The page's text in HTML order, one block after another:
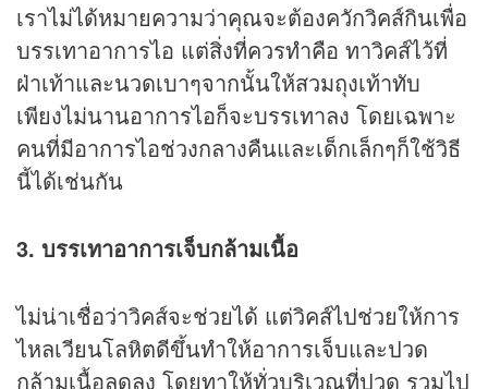
เราไม่ได้หมายความว่าคุณจะต้องควักวิคส์กินเพื่อ
บรรเทาอาการไอ แต่สิ่งที่ควรทำคือ ทาวิคส์ไว้ที่
ฝ่าเท้าและนวดเบาๆจากนั้นให้สวมถุงเท้าทับ
เพียงไม่นานอาการไอก็จะบรรเทาลง โดยเฉพาะ
คนที่มีอาการไอช่วงกลางคืนและเด็กเล็กๆก็ใช้วิธี
นี้ได้เช่นกัน
3. บรรเทาอาการเจ็บกล้ามเนื้อ
ไม่น่าเชื่อว่าวิคส์จะช่วยได้ แต่วิคส์ไปช่วยให้การ
ไหลเวียนโลหิตดีขึ้นทำให้อาการเจ็บและปวด
กล้ามเนื้อลดลง โดยทาให้ทั่วบริเวณที่ปวด รวมไป